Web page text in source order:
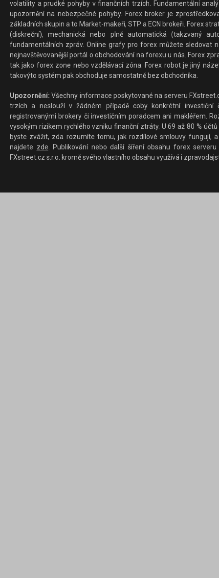
volatility a prudké pohyby v finančních trzích. Fundamentální
upozornění na nebezpečné pohyby. Forex broker je
základních skupin a to Market-makeři, STP a ECN brokeři. Forex
(diskreční), mechanická nebo plně automatická (takzvaný
fundamentálních zpráv. Online grafy pro forex můžete sledovat
nejnavštěvovanější portál o obchodování na forexu u nás. Forex
tak jako forex zone nebo vzdělávací zóna. Forex robot je jiný
takovýto systém pak obchoduje samostatně bez obchodníka.
Upozornění: Všechny informace poskytované na serveru
trzích a neslouží v žádném případě coby konkrétní investiční
registrovanými brokery či investičním poradcem ani makléřem.
vysokým rizikem rychlého vzniku finanční ztráty. U 69 až 80 %
byste zvážit, zda rozumíte tomu, jak rozdílové smlouvy fungují,
najdete zde. Publikování nebo další šíření obsahu forex
FXstreet.cz s.r.o. kromě svého vlastního obsahu využívá i